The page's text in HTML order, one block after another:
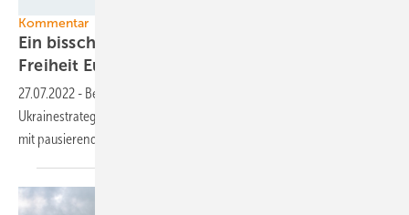
Kommentar
Ein bisschen länger Atomenergie für die
Freiheit Europas
27.07.2022 - Bezahlen wir den Vorrang außenpolitischer Ziele und die
Ukrainestrategie der Ampel mit langsamerem Klimaschutz und bald
mit pausierender